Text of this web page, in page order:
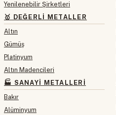
Yenilenebilir Şirketleri
🥇 DEĞERLI METALLER
Altın
Gümüş
Platinyum
Altın Madencileri
🏭 SANAYI METALLERI
Bakır
Alüminyum